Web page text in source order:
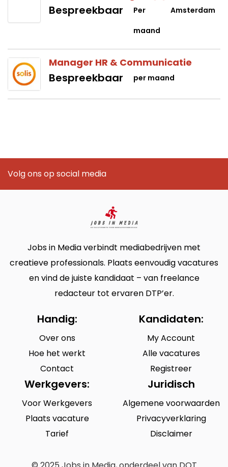
Bespreekbaar
Per
maand
Amsterdam
Manager HR & Communicatie
Bespreekbaar per maand
Volg ons op social media
Jobs in Media verbindt mediabedrijven met
creatieve professionals. Plaats eenvoudig vacatures
en vind de juiste kandidaat – van freelance
redacteur tot ervaren DTP’er.
Handig:
Over ons
Hoe het werkt
Contact
Kandidaten:
My Account
Alle vacatures
Registreer
Werkgevers:
Voor Werkgevers
Plaats vacature
Tarief
Juridisch
Algemene voorwaarden
Privacyverklaring
Disclaimer